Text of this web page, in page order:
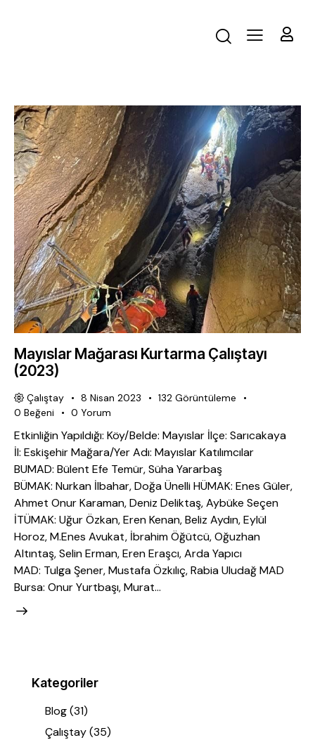
Mayıslar Mağarası Kurtarma Çalıştayı
(2023)
Çalıştay 8 Nisan 2023 132 Görüntüleme
0 Beğeni 0 Yorum
Etkinliğin Yapıldığı: Köy/Belde: Mayıslar İlçe: Sarıcakaya
İl: Eskişehir Mağara/Yer Adı: Mayıslar Katılımcılar
BUMAD: Bülent Efe Temür, Süha Yararbaş
BÜMAK: Nurkan İlbahar, Doğa Ünelli HÜMAK: Enes Güler,
Ahmet Onur Karaman, Deniz Deliktaş, Aybüke Seçen
İTÜMAK: Uğur Özkan, Eren Kenan, Beliz Aydın, Eylül
Horoz, M.Enes Avukat, İbrahim Öğütcü, Oğuzhan
Altıntaş, Selin Erman, Eren Eraşcı, Arda Yapıcı
MAD: Tulga Şener, Mustafa Özkılıç, Rabia Uludağ MAD
Bursa: Onur Yurtbaşı, Murat…
Kategoriler
Blog(31)
Çalıştay(35)